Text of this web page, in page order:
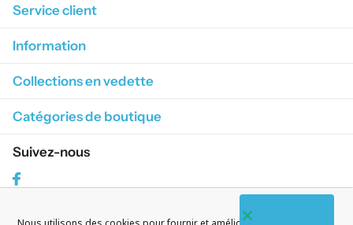
Service client
Information
Collections en vedette
Catégories de boutique
Suivez-nous